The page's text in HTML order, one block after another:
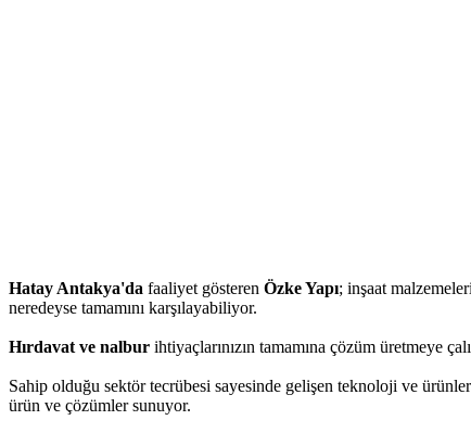
Hatay Antakya'da faaliyet gösteren Özke Yapı; inşaat
neredeyse tamamını karşılayabiliyor.
Hırdavat ve nalbur ihtiyaçlarınızın tamamına çözüm üretmeye
Sahip olduğu sektör tecrübesi sayesinde gelişen teknoloji ve
ürün ve çözümler sunuyor.